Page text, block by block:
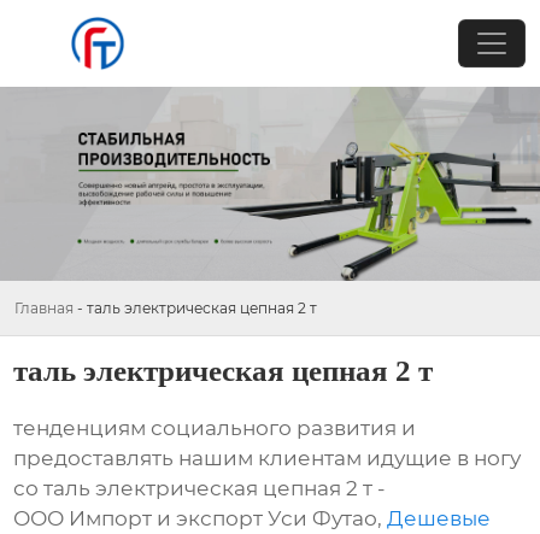
Главная - таль электрическая цепная 2 т
таль электрическая цепная 2 т
тенденциям социального развития и
предоставлять нашим клиентам идущие в ногу
со таль электрическая цепная 2 т -
ООО Импорт и экспорт Уси Футао, Дешевые